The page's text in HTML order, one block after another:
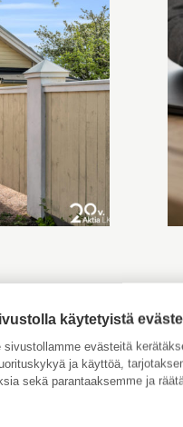
käytetyistä
sivustollamme evästeitä
ja käyttöä,
sekä parantaaksemme ja